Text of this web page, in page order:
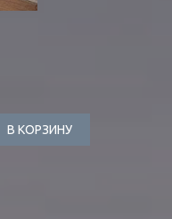
В КОРЗИНУ